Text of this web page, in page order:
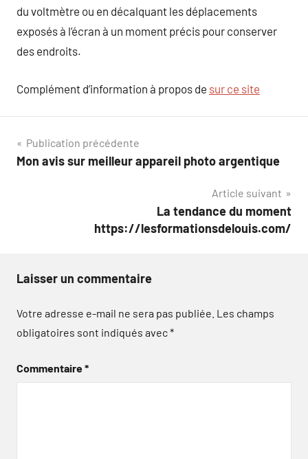
du voltmètre ou en décalquant les déplacements
exposés à l’écran à un moment précis pour conserver
des endroits.
Complément d’information à propos de sur ce site
Navigation
de
Publication précédente
Mon avis sur meilleur appareil photo argentique
Article suivant
La tendance du moment
https://lesformationsdelouis.com/
Laisser un commentaire
Votre adresse e-mail ne sera pas publiée. Les champs
obligatoires sont indiqués avec*
Commentaire*